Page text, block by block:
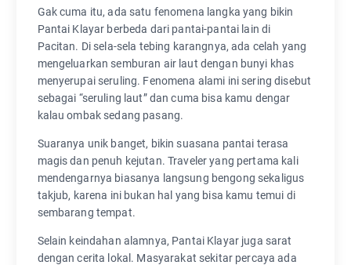
Gak cuma itu, ada satu fenomena langka yang bikin
Pantai Klayar berbeda dari pantai-pantai lain di
Pacitan. Di sela-sela tebing karangnya, ada celah yang
mengeluarkan semburan air laut dengan bunyi khas
menyerupai seruling. Fenomena alami ini sering disebut
sebagai “seruling laut” dan cuma bisa kamu dengar
kalau ombak sedang pasang.
Suaranya unik banget, bikin suasana pantai terasa
magis dan penuh kejutan. Traveler yang pertama kali
mendengarnya biasanya langsung bengong sekaligus
takjub, karena ini bukan hal yang bisa kamu temui di
sembarang tempat.
Selain keindahan alamnya, Pantai Klayar juga sarat
dengan cerita lokal. Masyarakat sekitar percaya ada